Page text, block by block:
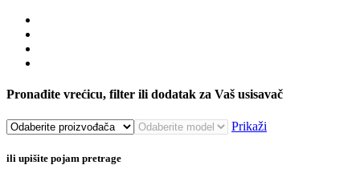
Pronađite vrećicu, filter ili dodatak za Vaš usisavač
Prikaži
ili upišite pojam pretrage